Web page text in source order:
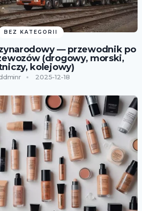
BEZ KATEGORII
— przewodnik po
(drogowy, morski,
kolejowy)
2025-12-18